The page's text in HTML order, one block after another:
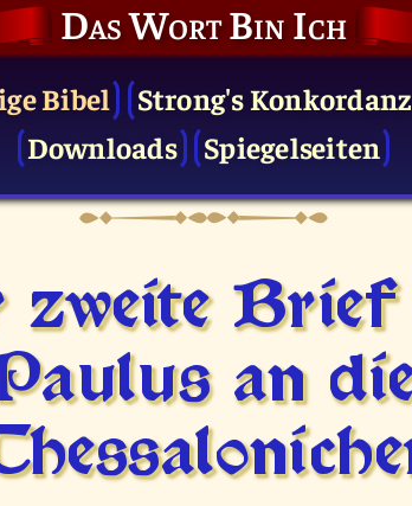
Das Wort Bin Ich
Bibel Strong's Konkordanz
Downloads
Spiegelseiten
zweite Brief
an